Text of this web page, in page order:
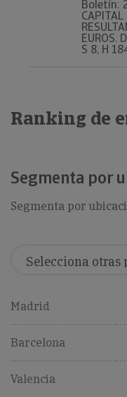
Boletín:
EUROS.
S 8, H
Ranking de
Segmenta por
Segmenta por
Madrid
Barcelona
Valencia